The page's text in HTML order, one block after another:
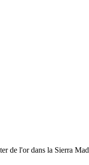
de l'or dans la Sierra